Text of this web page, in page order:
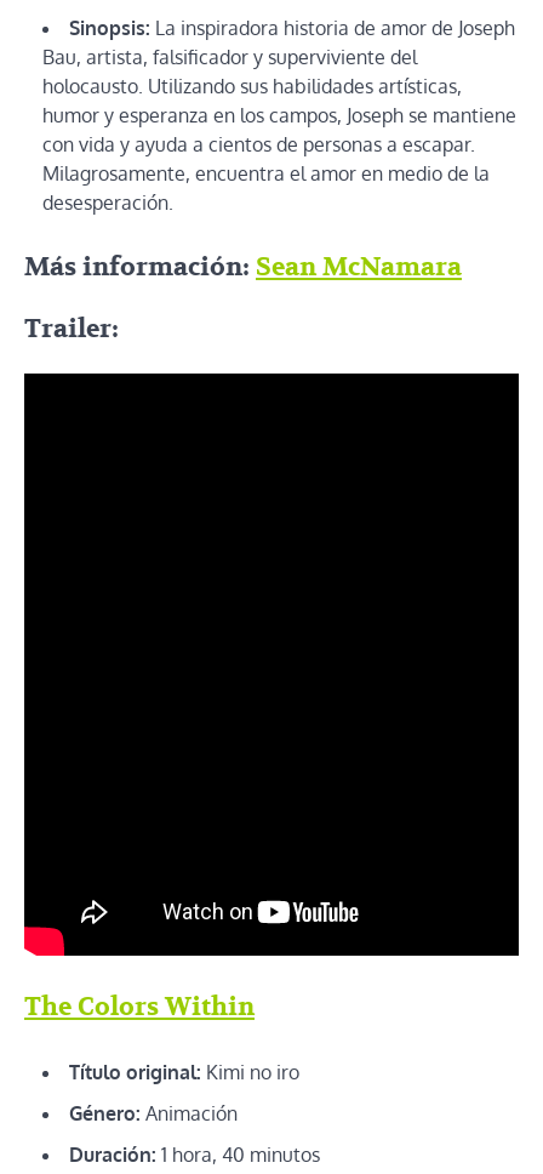
Sinopsis: La inspiradora historia de amor de Joseph
Bau, artista, falsificador y superviviente del
holocausto. Utilizando sus habilidades artísticas,
humor y esperanza en los campos, Joseph se mantiene
con vida y ayuda a cientos de personas a escapar.
Milagrosamente, encuentra el amor en medio de la
desesperación.
Más información: Sean McNamara
Trailer:
The Colors Within
Título original: Kimi no iro
Género: Animación
Duración: 1 hora, 40 minutos